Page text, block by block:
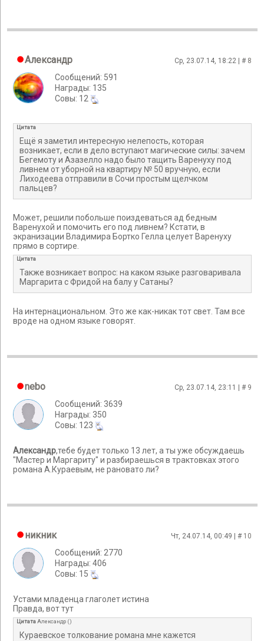
Александр Ср, 23.07.14, 18:22 | # 8
Сообщений: 591
Награды: 135
Cовы: 12
Цитата
Ещё я заметил интересную нелепость, которая
возникает, если в дело вступают магические силы: зачем
Бегемоту и Азазелло надо было тащить Варенуху под
ливнем от уборной на квартиру № 50 вручную, если
Лиходеева отправили в Сочи простым щелчком
пальцев?
Может, решили побольше поиздеваться ад бедным
Варенухой и помочить его под ливнем? Кстати, в
экранизации Владимира Бортко Гелла целует Варенуху
прямо в сортире.
Цитата
Также возникает вопрос: на каком языке разговаривала
Маргарита с Фридой на балу у Сатаны?
На интернациональном. Это же как-никак тот свет. Там все
вроде на одном языке говорят.
nebo Ср, 23.07.14, 23:11 | # 9
Сообщений: 3639
Награды: 350
Cовы: 123
Александр,тебе будет только 13 лет, а ты уже обсуждаешь
"Мастер и Маргариту" и разбираешься в трактовках этого
романа А.Кураевым, не рановато ли?
никник Чт, 24.07.14, 00:49 | # 10
Сообщений: 2770
Награды: 406
Cовы: 15
Устами младенца глаголет истина
Правда, вот тут
ЦитатаАлександр ()
Кураевское толкование романа мне кажется